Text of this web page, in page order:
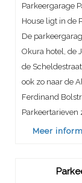
Parkeergarage
House ligt in de
De
Okura hotel, de
de
ook zo naar de
Ferdinand
Parkeertarieven
Meer